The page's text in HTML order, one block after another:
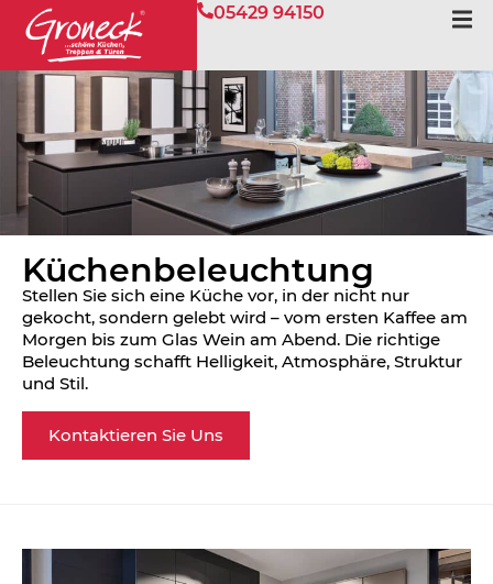
05429 94150
Küchen­beleuchtung
Stellen Sie sich eine Küche vor, in der nicht nur
gekocht, sondern gelebt wird – vom ersten Kaffee am
Morgen bis zum Glas Wein am Abend. Die richtige
Beleuchtung schafft Helligkeit, Atmosphäre, Struktur
und Stil.
Kontaktieren Sie Uns